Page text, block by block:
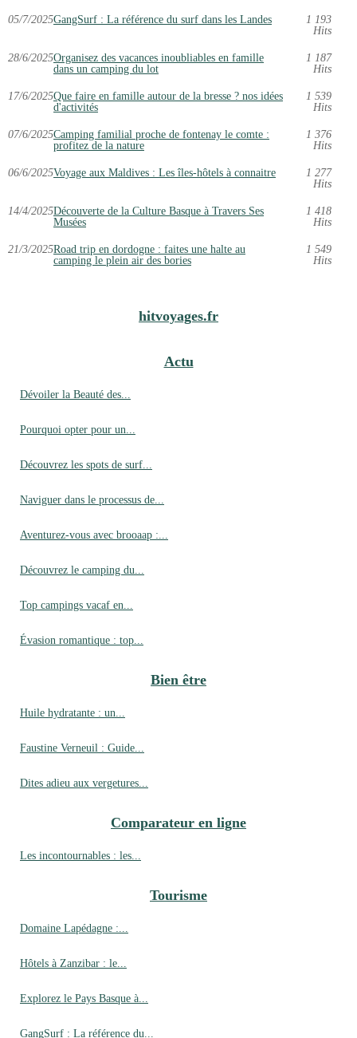
05/7/2025GangSurf : La référence du surf dans les Landes
1 193
Hits
28/6/2025Organisez des vacances inoubliables en famille
dans un camping du lot
1 187
Hits
17/6/2025Que faire en famille autour de la bresse ? nos idées
d'activités
1 539
Hits
07/6/2025Camping familial proche de fontenay le comte :
profitez de la nature
1 376
Hits
06/6/2025Voyage aux Maldives : Les îles-hôtels à connaitre
1 277
Hits
14/4/2025Découverte de la Culture Basque à Travers Ses
Musées
1 418
Hits
21/3/2025Road trip en dordogne : faites une halte au
camping le plein air des bories
1 549
Hits
hitvoyages.fr
Actu
Dévoiler la Beauté des...
Pourquoi opter pour un...
Découvrez les spots de surf...
Naviguer dans le processus de...
Aventurez-vous avec brooaap :...
Découvrez le camping du...
Top campings vacaf en...
Évasion romantique : top...
Bien être
Huile hydratante : un...
Faustine Verneuil : Guide...
Dites adieu aux vergetures...
Comparateur en ligne
Les incontournables : les...
Tourisme
Domaine Lapédagne :...
Hôtels à Zanzibar : le...
Explorez le Pays Basque à...
GangSurf : La référence du...